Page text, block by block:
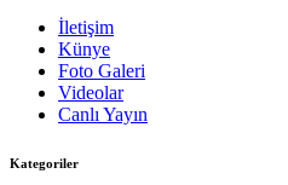
İletişim
Künye
Foto Galeri
Videolar
Canlı Yayın
Kategoriler